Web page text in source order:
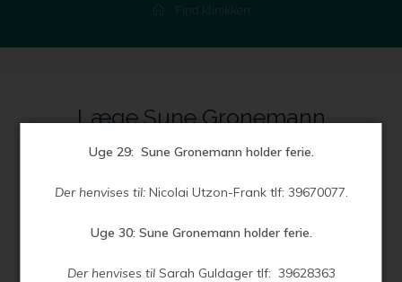
Find klinikken
Læge Sune Gronemann
2820 Gentofte
Tlf: 32 22 10 22
Uge 29: Sune Gronemann holder ferie.
Der henvises til:Nicolai Utzon-Frank tlf: 39670077.
Uge 30: Sune Gronemann holder ferie.
Der henvises til Sarah Guldager tlf: 39628363